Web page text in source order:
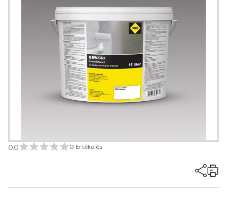
0.0 0 Értékelés